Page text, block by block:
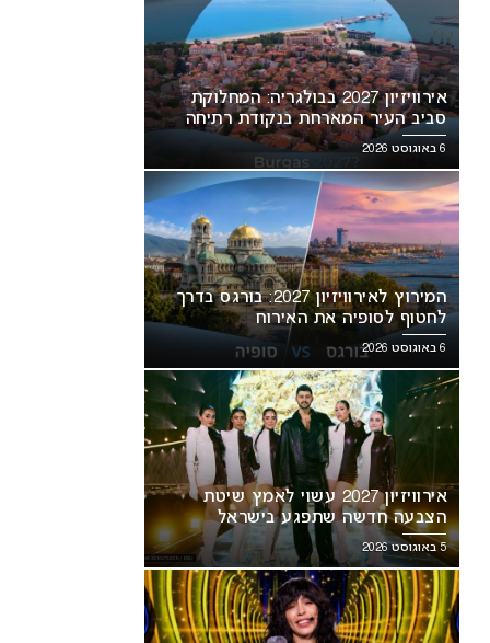
אירוויזיון 2027 בבולגריה: המחלוקת
סביב העיר המארחת בנקודת רתיחה
6 באוגוסט 2026
המירוץ לאירוויזיון 2027: בורגס בדרך
לחטוף לסופיה את האירוח
6 באוגוסט 2026
אירוויזיון 2027 עשוי לאמץ שיטת
הצבעה חדשה שתפגע בישראל
5 באוגוסט 2026